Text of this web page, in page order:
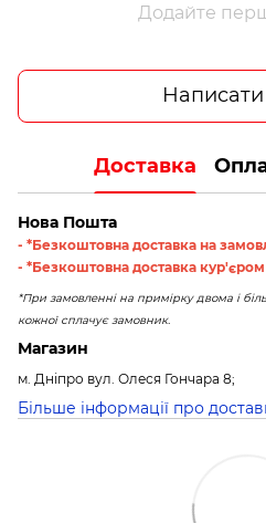
Додайте
Написати
Доставка
Нова Пошта
- *Безкоштовна доставка на
- *Безкоштовна доставка кур'єром
*При замовленні на примірку двома і
кожної сплачує замовник.
Магазин
м. Дніпро вул. Олеся Гончара 8;
Більше інформації про